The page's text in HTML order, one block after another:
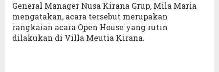
General Manager Nusa Kirana Grup, Mila Maria
mengatakan, acara tersebut merupakan
rangkaian acara Open House yang rutin
dilakukan di Villa Meutia Kirana.